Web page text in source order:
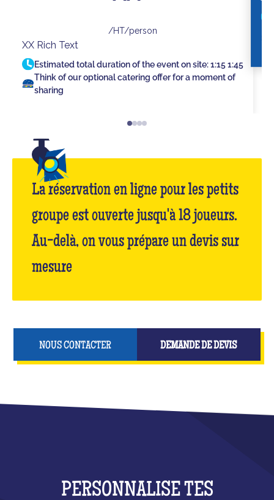
/HT/person
XX Rich Text
Estimated total duration of the event on site:1:151:45
Think of our optional catering offer for a moment of
sharing
La réservation en ligne pour les petits
groupe est ouverte jusqu'à 18 joueurs.
Au-delà, on vous prépare un devis sur
mesure
NOUS CONTACTER DEMANDE DE DEVIS
PERSONNALISE TES